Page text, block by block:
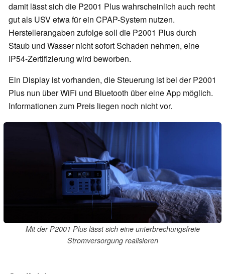
damit lässt sich die P2001 Plus wahrscheinlich auch recht
gut als USV etwa für ein CPAP-System nutzen.
Herstellerangaben zufolge soll die P2001 Plus durch
Staub und Wasser nicht sofort Schaden nehmen, eine
IP54-Zertifizierung wird beworben.
Ein Display ist vorhanden, die Steuerung ist bei der P2001
Plus nun über WiFi und Bluetooth über eine App möglich.
Informationen zum Preis liegen noch nicht vor.
Mit der P2001 Plus lässt sich eine unterbrechungsfreie
Stromversorgung realisieren